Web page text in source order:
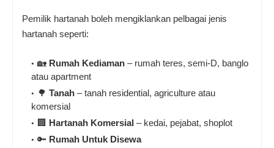
Pemilik hartanah boleh mengiklankan pelbagai jenis
hartanah seperti:
🏡 Rumah Kediaman – rumah teres, semi-D, banglo
atau apartment
🌳 Tanah – tanah residential, agriculture atau
komersial
🏢 Hartanah Komersial – kedai, pejabat, shoplot
🔑 Rumah Untuk Disewa